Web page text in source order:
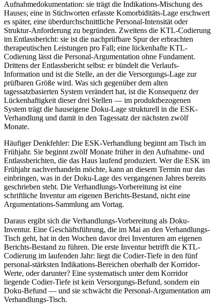
Aufnahmedokumentation: sie trägt die Indikations-Mischung des
Hauses; eine in Stichworten erfasste Komorbiditäts-Lage erschwert
es später, eine überdurchschnittliche Personal-Intensität oder
Struktur-Anforderung zu begründen. Zweitens die KTL-Codierung
im Entlassbericht: sie ist die nachprüfbare Spur der erbrachten
therapeutischen Leistungen pro Fall; eine lückenhafte KTL-
Codierung lässt die Personal-Argumentation ohne Fundament.
Drittens der Entlassbericht selbst: er bündelt die Verlaufs-
Information und ist die Stelle, an der die Versorgungs-Lage zur
prüfbaren Größe wird. Was sich gegenüber dem alten
tagessatzbasierten System verändert hat, ist die Konsequenz der
Lückenhaftigkeit dieser drei Stellen — im produktbezogenen
System trägt die hauseigene Doku-Lage strukturell in die ESK-
Verhandlung und damit in den Tagessatz der nächsten zwölf
Monate.
Häufiger Denkfehler: Die ESK-Verhandlung beginnt am Tisch im
Frühjahr. Sie beginnt zwölf Monate früher in den Aufnahme- und
Entlassberichten, die das Haus laufend produziert. Wer die ESK im
Frühjahr nachverhandeln möchte, kann an diesem Termin nur das
einbringen, was in der Doku-Lage des vergangenen Jahres bereits
geschrieben steht. Die Verhandlungs-Vorbereitung ist eine
schriftliche Inventur am eigenen Berichts-Bestand, nicht eine
Argumentations-Sammlung am Vortag.
Daraus ergibt sich die Verhandlungs-Vorbereitung als Doku-
Inventur. Eine Geschäftsführung, die im Mai an den Verhandlungs-
Tisch geht, hat in den Wochen davor drei Inventuren am eigenen
Berichts-Bestand zu führen. Die erste Inventur betrifft die KTL-
Codierung im laufenden Jahr: liegt die Codier-Tiefe in den fünf
personal-stärksten Indikations-Bereichen oberhalb der Korridor-
Werte, oder darunter? Eine systematisch unter dem Korridor
liegende Codier-Tiefe ist kein Versorgungs-Befund, sondern ein
Doku-Befund — und sie schwächt die Personal-Argumentation am
Verhandlungs-Tisch.